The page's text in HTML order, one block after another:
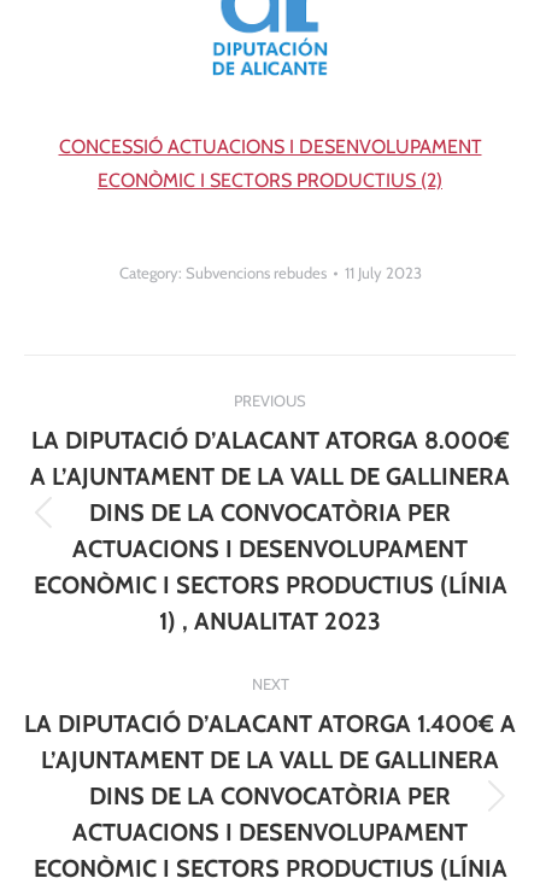
CONCESSIÓ ACTUACIONS I DESENVOLUPAMENT
ECONÒMIC I SECTORS PRODUCTIUS (2)
Category: Subvencions rebudes 11 July 2023
navigation
PREVIOUS
Previous
post:
LA DIPUTACIÓ D’ALACANT ATORGA 8.000€
A L’AJUNTAMENT DE LA VALL DE GALLINERA
DINS DE LA CONVOCATÒRIA PER
ACTUACIONS I DESENVOLUPAMENT
ECONÒMIC I SECTORS PRODUCTIUS (LÍNIA
1) , ANUALITAT 2023
NEXT
Next
post:
LA DIPUTACIÓ D’ALACANT ATORGA 1.400€ A
L’AJUNTAMENT DE LA VALL DE GALLINERA
DINS DE LA CONVOCATÒRIA PER
ACTUACIONS I DESENVOLUPAMENT
ECONÒMIC I SECTORS PRODUCTIUS (LÍNIA